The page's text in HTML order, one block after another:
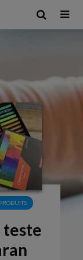
teste